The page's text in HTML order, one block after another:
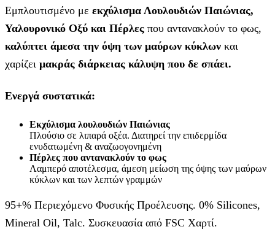
Εμπλουτισμένο με εκχύλισμα Λουλουδιών Παιώνιας,
Υαλουρονικό Οξύ και Πέρλες που αντανακλούν το φως,
καλύπτει άμεσα την όψη των μαύρων κύκλων και
χαρίζει μακράς διάρκειας κάλυψη που δε σπάει.
Ενεργά συστατικά:
Εκχύλισμα λουλουδιών Παιώνιας
Πλούσιο σε λιπαρά οξέα. Διατηρεί την επιδερμίδα
ενυδατωμένη & αναζωογονημένη
Πέρλες που αντανακλούν το φως
Λαμπερό αποτέλεσμα, άμεση μείωση της όψης των μαύρων
κύκλων και των λεπτών γραμμών
95+% Περιεχόμενο Φυσικής Προέλευσης. 0% Silicones,
Mineral Oil, Talc. Συσκευασία από FSC Χαρτί.